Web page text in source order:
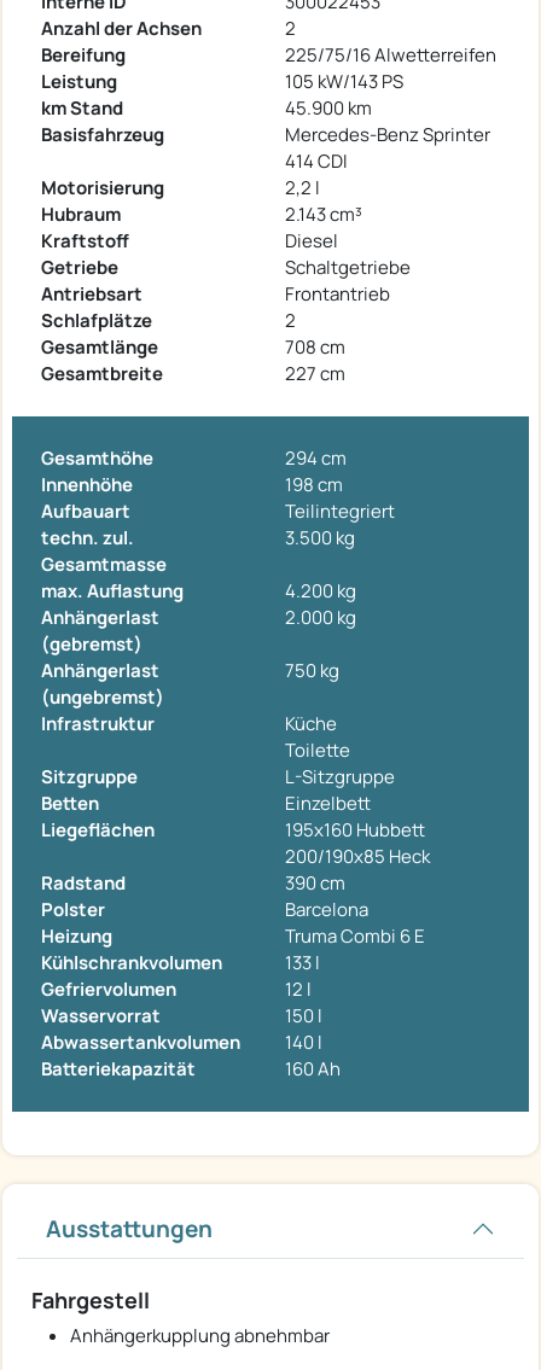
Anzahl der Achsen
2
Bereifung
225/75/16 Alwetterreifen
Leistung
105 kW/143 PS
km Stand
45.900 km
Basisfahrzeug
Mercedes-Benz Sprinter
414 CDI
Motorisierung
2,2 l
Hubraum
2.143 cm³
Kraftstoff
Diesel
Getriebe
Schaltgetriebe
Antriebsart
Frontantrieb
Schlafplätze
2
Gesamtlänge
708 cm
Gesamtbreite
227 cm
Gesamthöhe
294 cm
Innenhöhe
198 cm
Aufbauart
Teilintegriert
techn. zul.
Gesamtmasse
3.500 kg
max. Auflastung
4.200 kg
Anhängerlast
(gebremst)
2.000 kg
Anhängerlast
(ungebremst)
750 kg
Infrastruktur
Küche
Toilette
Sitzgruppe
L-Sitzgruppe
Betten
Einzelbett
Liegeflächen
195x160 Hubbett
200/190x85 Heck
Radstand
390 cm
Polster
Barcelona
Heizung
Truma Combi 6 E
Kühlschrankvolumen
133 l
Gefriervolumen
12 l
Wasservorrat
150 l
Abwassertankvolumen
140 l
Batteriekapazität
160 Ah
Ausstattungen
Fahrgestell
Anhängerkupplung abnehmbar